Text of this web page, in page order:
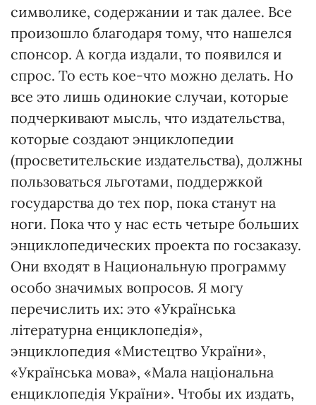
символике, содержании и так далее. Все
произошло благодаря тому, что нашелся
спонсор. А когда издали, то появился и
спрос. То есть кое-что можно делать. Но
все это лишь одинокие случаи, которые
подчеркивают мысль, что издательства,
которые создают энциклопедии
(просветительские издательства), должны
пользоваться льготами, поддержкой
государства до тех пор, пока станут на
ноги. Пока что у нас есть четыре больших
энциклопедических проекта по госзаказу.
Они входят в Национальную программу
особо значимых вопросов. Я могу
перечислить их: это «Українська
літературна енциклопедія»,
энциклопедия «Мистецтво України»,
«Українська мова», «Мала національна
енциклопедія України». Чтобы их издать,